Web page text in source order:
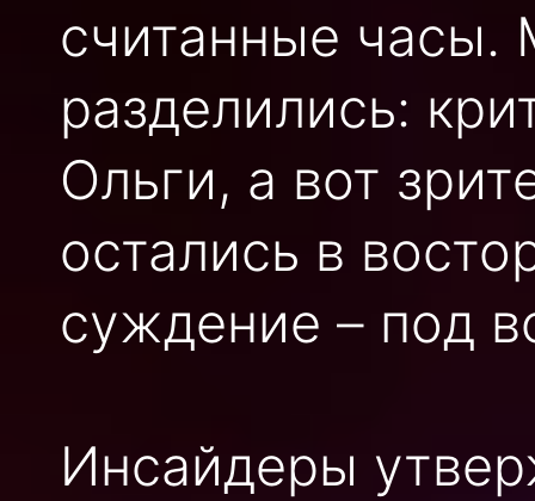
считанные часы.
разделились:
Ольги, а вот
остались в
суждение – под
Инсайдеры